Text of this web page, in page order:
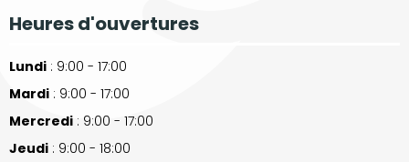
Heures d'ouvertures
Lundi : 9:00 - 17:00
Mardi : 9:00 - 17:00
Mercredi : 9:00 - 17:00
Jeudi : 9:00 - 18:00